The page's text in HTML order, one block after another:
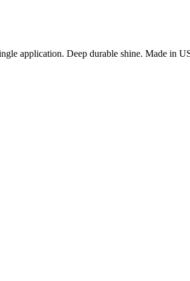
application. Deep durable shine. Made in